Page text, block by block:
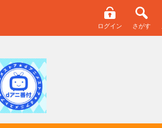
ログイン さがす